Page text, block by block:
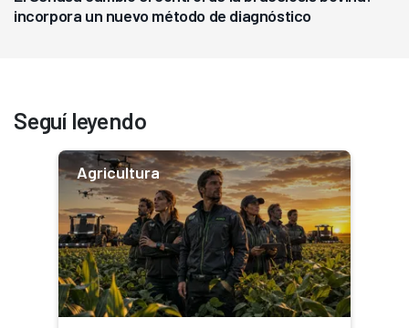
incorpora un nuevo método de diagnóstico
Seguí leyendo
Agricultura